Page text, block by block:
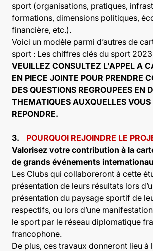
sport (organisations, pratiques,
formations, dimensions politiques,
financière, etc.).
Voici un modèle parmi d’autres de
sport : Les chiffres clés du sport 2023
VEUILLEZ CONSULTEZ L'APPEL A
EN PIECE JOINTE POUR PRENDRE
DES QUESTIONS REGROUPEES EN
THEMATIQUES AUXQUELLES
REPONDRE.
3.
POURQUOI REJOINDRE LE
Valorisez votre contribution à la
de grands événements
Les Clubs qui collaboreront à cette
présentation de leurs résultats lors
présentation du paysage sportif de
respectifs, ou lors d’une
le sport par le réseau diplomatique
francophone.
De plus, ces travaux donneront lieu à